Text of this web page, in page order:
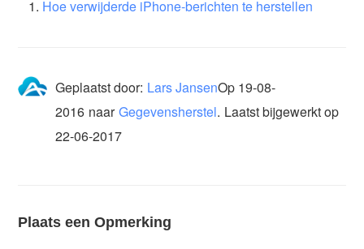
Hoe verwijderde iPhone-berichten te herstellen
Geplaatst door: Lars JansenOp 19-08-
2016 naar Gegevensherstel. Laatst bijgewerkt op
22-06-2017
Plaats een Opmerking